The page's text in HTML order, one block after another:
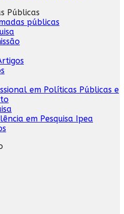
Públicas
públicas
em Políticas Públicas e
em Pesquisa Ipea